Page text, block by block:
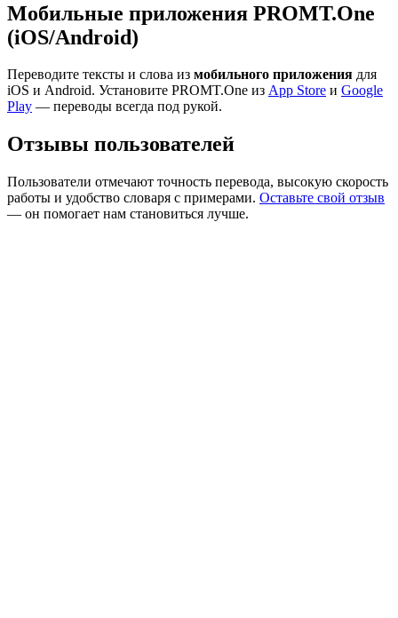
Мобильные приложения PROMT.One
(iOS/Android)
Переводите тексты и слова из мобильного приложения для
iOS и Android. Установите PROMT.One из App Store и Google
Play — переводы всегда под рукой.
Отзывы пользователей
Пользователи отмечают точность перевода, высокую скорость
работы и удобство словаря с примерами. Оставьте свой отзыв
— он помогает нам становиться лучше.